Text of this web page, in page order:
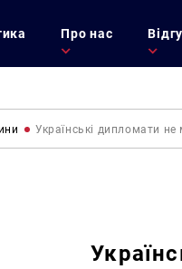
Про нас
Українські дипломати